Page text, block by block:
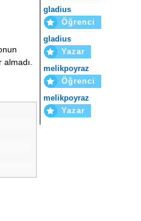
gladius
Öğrenci
gladius
Yazar
melikpoyraz
Öğrenci
melikpoyraz
Yazar